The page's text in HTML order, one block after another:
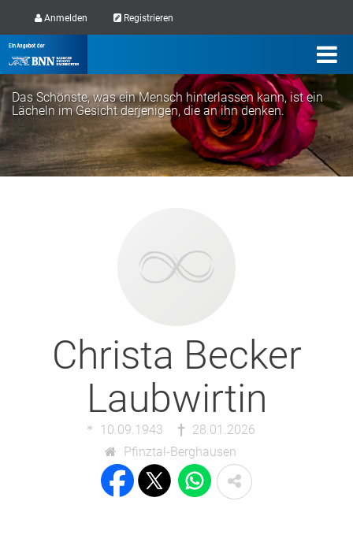
Anmelden Registrieren
Das Schönste, was ein Mensch hinterlassen kann, ist ein
Lächeln im Gesicht derjenigen, die an ihn denken.
Christa Becker
Laubwirtin
10.09.1943
28.01.2026
Pfinztal-Berghausen